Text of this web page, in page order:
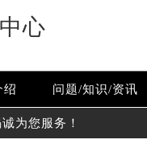
心
绍 问题/知识/资讯
为您服务！